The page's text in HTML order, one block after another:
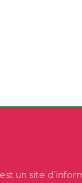
un site